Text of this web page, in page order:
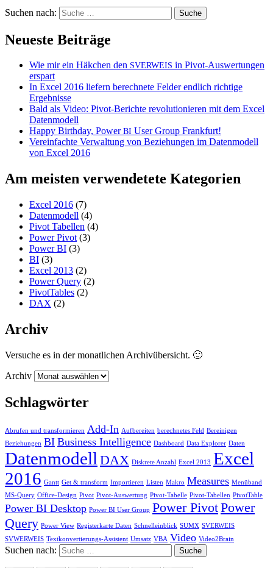
Suchen nach:
Neueste Beiträge
Wie mir ein Häkchen den SVERWEIS in Pivot-Auswertungen
erspart
In Excel 2016 liefern berechnete Felder endlich richtige
Ergebnisse
Bald als Video: Pivot-Berichte revolutionieren mit dem Excel
Datenmodell
Happy Birthday, PowerBI User Group Frankfurt!
Vereinfachte Verwaltung von Beziehungen im Datenmodell
von Excel 2016
Am meisten verwendetete Kategorien
Excel 2016 (7)
Datenmodell (4)
Pivot Tabellen (4)
Power Pivot (3)
Power BI (3)
BI (3)
Excel 2013 (2)
Power Query (2)
PivotTables (2)
DAX (2)
Archiv
Versuche es in der monatlichen Archivübersicht. 🙂
Archiv
Schlagwörter
Abrufen und transformieren Add-In Aufbereiten berechnetes Feld Bereinigen
Beziehungen BI Business Intelligence Dashboard Data Explorer Daten
Datenmodell DAX Diskrete Anzahl Excel 2013 Excel
2016 Gantt Get & transform Importieren Listen Makro Measures Menüband
MS-Query Office-Design Pivot Pivot-Auswertung Pivot-Tabelle Pivot-Tabellen PivotTable
Power BI Desktop Power BI User Group Power PivotPower
Query Power View Registerkarte Daten Schnelleinblick SUMX SVERWEIS
SVWERWEIS Textkonvertierungs-Assistent Umsatz VBA Video Video2Brain
Suchen nach: